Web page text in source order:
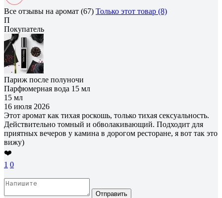
Все отзывы на аромат (67) Только этот товар (8)
П
Покупатель
Париж после полуночи
Парфюмерная вода 15 мл
15 мл
16 июля 2026
Этот аромат как тихая роскошь, только тихая сексуальность.
Действительно томный и обволакивающий. Подходит для
приятных вечеров у камина в дорогом ресторане, я вот так это
вижу)
❤️
1 0
Отправить